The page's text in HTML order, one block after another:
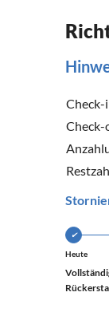
Check-
Check-
✔
Heute